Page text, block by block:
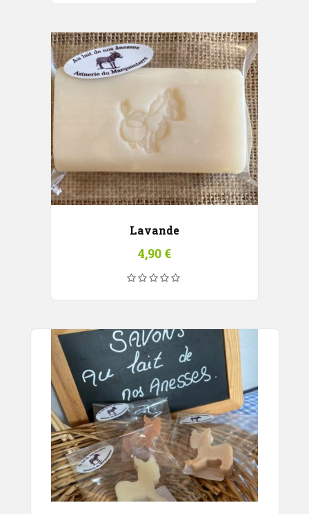
Lavande
4,90 €